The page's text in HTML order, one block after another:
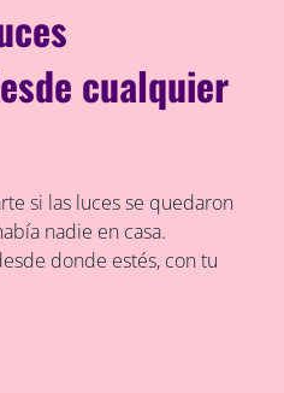
cualquier
si las luces se quedaron
nadie en casa.
donde estés, con tu